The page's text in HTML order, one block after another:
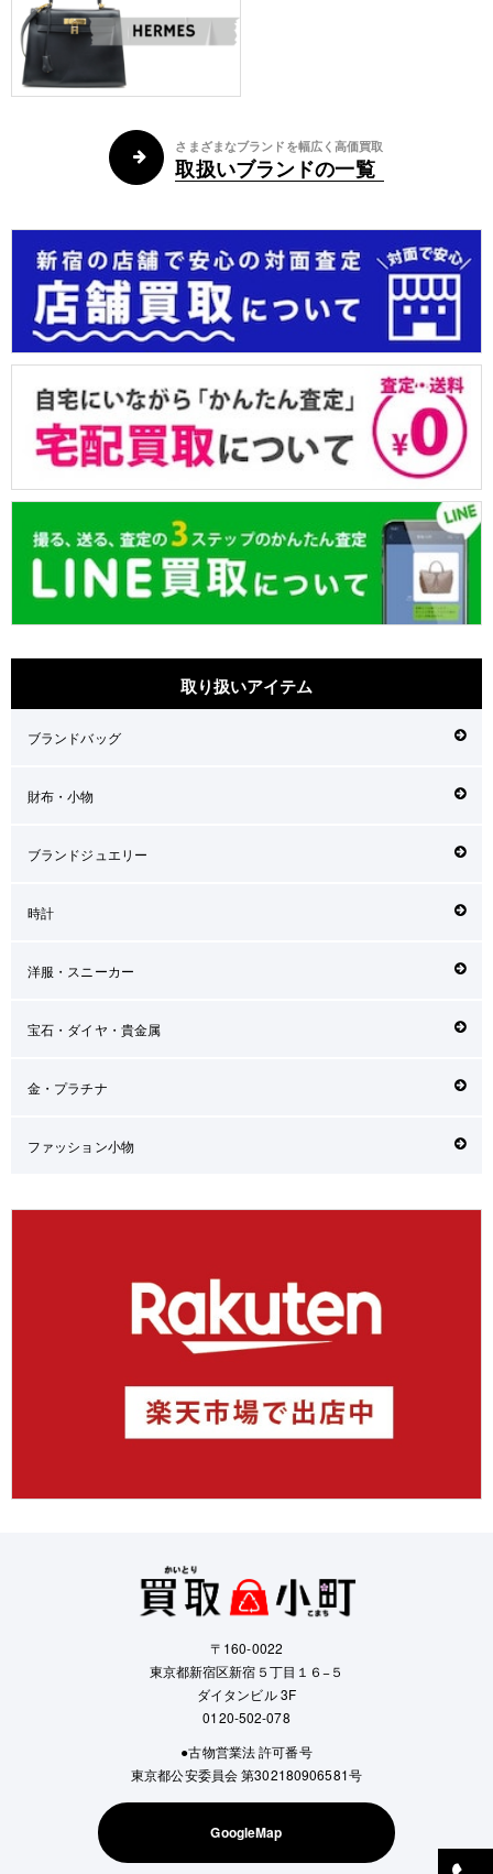
さまざまなブランドを幅広く高価買取
取扱いブランドの一覧
取り扱いアイテム
ブランドバッグ
財布・小物
ブランドジュエリー
時計
洋服・スニーカー
宝石・ダイヤ・貴金属
金・プラチナ
ファッション小物
〒160-0022
東京都新宿区新宿５丁目１６−５
ダイタンビル 3F
0120-502-078
●古物営業法 許可番号
東京都公安委員会 第302180906581号
GoogleMap